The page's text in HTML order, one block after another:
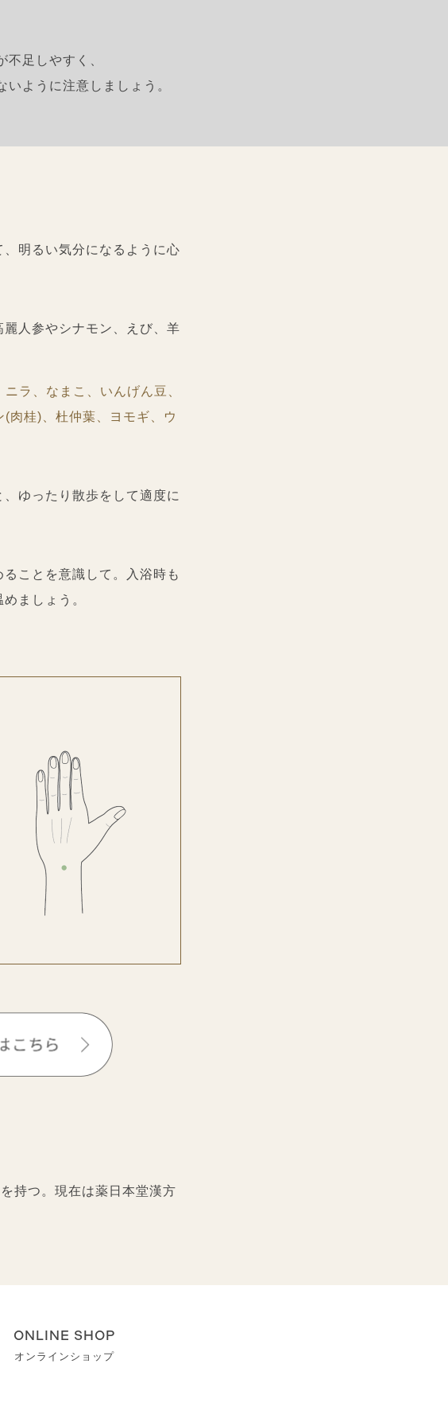
不足しやすく、
いように注意しましょう。
明るい気分になるように心
人参やシナモン、えび、羊
ラ、なまこ、いんげん豆、
肉桂)、杜仲葉、ヨモギ、ウ
ゆったり散歩をして適度に
ことを意識して。入浴時も
ましょう。
持つ。現在は薬日本堂漢方
ONLINE SHOP
オンラインショップ